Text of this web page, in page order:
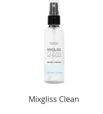
Mixgliss Clean